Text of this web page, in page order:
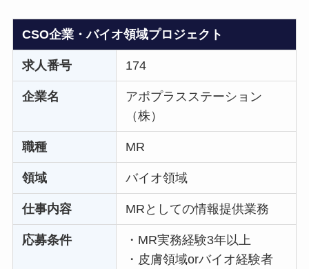
CSO企業・バイオ領域プロジェクト
求人番号 174
企業名
アポプラスステーション
（株）
職種 MR
領域 バイオ領域
仕事内容 MRとしての情報提供業務
応募条件
・MR実務経験3年以上
・皮膚領域orバイオ経験者